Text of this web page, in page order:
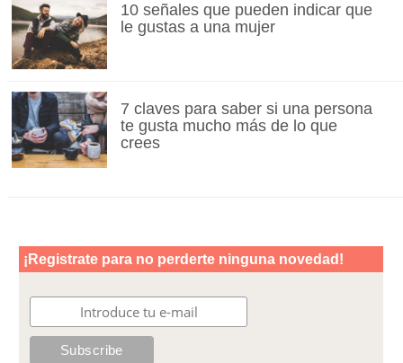
10 señales que pueden indicar que
le gustas a una mujer
7 claves para saber si una persona
te gusta mucho más de lo que
crees